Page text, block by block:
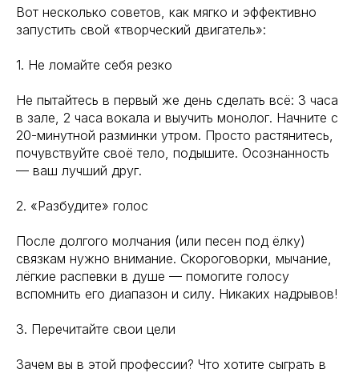
Вот несколько советов, как мягко и эффективно
запустить свой «творческий двигатель»:
1. Не ломайте себя резко
Не пытайтесь в первый же день сделать всё: 3 часа
в зале, 2 часа вокала и выучить монолог. Начните с
20-минутной разминки утром. Просто растянитесь,
почувствуйте своё тело, подышите. Осознанность
— ваш лучший друг.
2. «Разбудите» голос
После долгого молчания (или песен под ёлку)
связкам нужно внимание. Скороговорки, мычание,
лёгкие распевки в душе — помогите голосу
вспомнить его диапазон и силу. Никаких надрывов!
3. Перечитайте свои цели
Зачем вы в этой профессии? Что хотите сыграть в